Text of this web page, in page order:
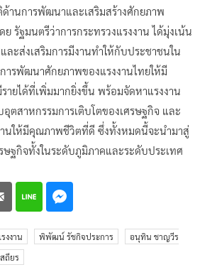
านการพัฒนาและเสริมสร้างศักยภาพ
รัฐมนตรีว่าการกระทรวงแรงงาน ได้มุ่งเน้น
ละส่งเสริมการมีงานทำให้กับประชาชนใน
ารพัฒนาศักยภาพของแรงงานไทยให้มี
ายได้ที่เพิ่มมากยิ่งขึ้น พร้อมจัดหาแรงงาน
ตสาหกรรมการเติบโตของเศรษฐกิจ และ
นให้มีคุณภาพชีวิตที่ดี ซึ่งทั้งหมดนี้จะนำมาสู่
ษฐกิจทั้งในระดับภูมิภาคและระดับประเทศ
งงาน พิพัฒน์ รัชกิจประการ
อนุทิน ชาญวีร
ถียร